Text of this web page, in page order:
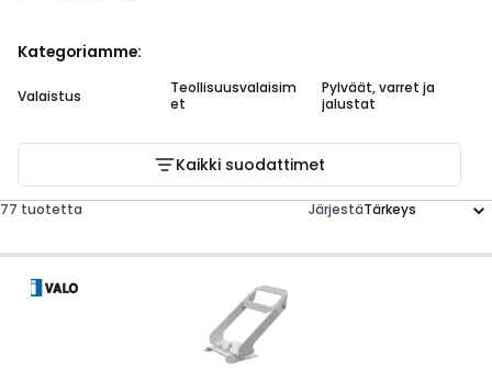
Kategoriamme:
Valaistus
Teollisuusvalaisim
et
Pylväät, varret ja
jalustat
Kaikki suodattimet
77 tuotetta Järjestä